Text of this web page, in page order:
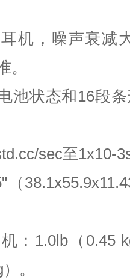
机，噪声衰减
。
池状态和16段
sec至1x10-
（
：1.0lb（0.45
。